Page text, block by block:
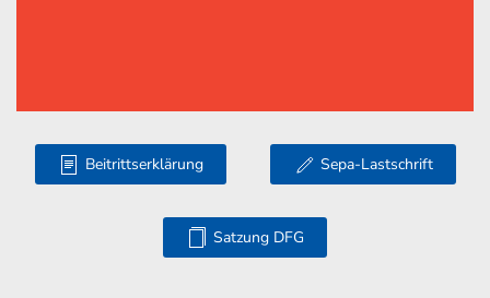
Beitrittserklärung Sepa-Lastschrift
Satzung DFG